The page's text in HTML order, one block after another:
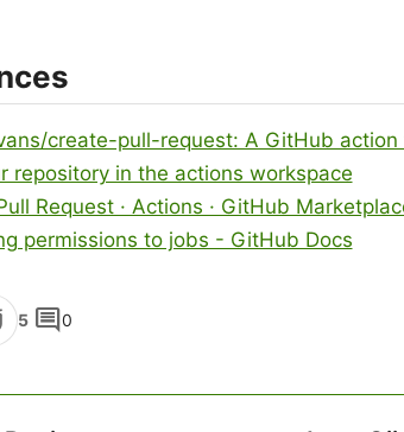
create-pull-request: A GitHub
repository in the actions workspace
Request · Actions · GitHub
permissions to jobs - GitHub Docs
5 comment0